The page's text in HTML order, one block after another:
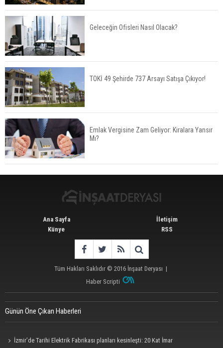
Kalyon İnşaat BAE'nin İlk Yüksek Hızlı Demiryolu
Hattını İnşa Ediyor
ABD'de Konut Kredisi Faizi Son Bir Yılın En
Yüksek Seviyesinde
TOKİ 51 İlde 540 Konut ve İş Yerini Satışa
Sunuyor
Geleceğin Ofisleri Nasıl Olacak?
TOKİ 49 Şehirde 737 Arsayı Satışa Çıkıyor!
Emlak Vergisine Zam Geliyor: Kiralara Yansır
Mı?
Ana Sayfa
Künye
İletişim
RSS
Tüm Hakları Saklıdır © 2016 İnşaat Deryası |
Haber Scripti
Günün Öne Çıkan Haberleri
İzmir’de Tarihi Elektrik Fabrikası planları kesinleşti: 20 Kat İmar